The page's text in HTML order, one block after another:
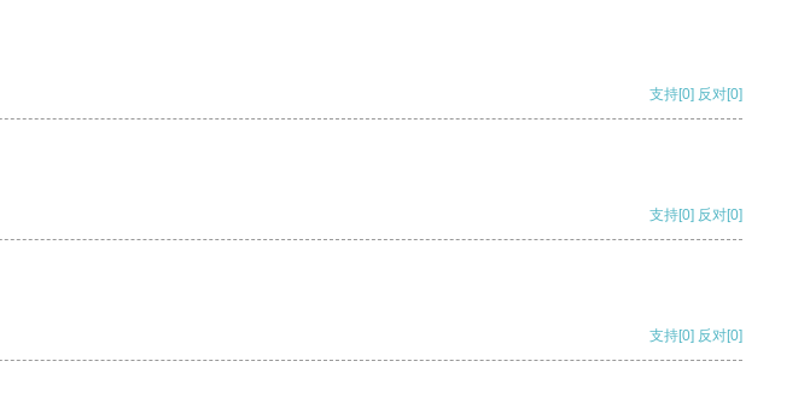
支持[0] 反对[0]
支持[0] 反对[0]
支持[0] 反对[0]